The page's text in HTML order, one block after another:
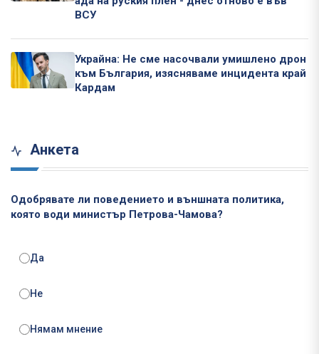
ВСУ
Украйна: Не сме насочвали умишлено дрон
към България, изясняваме инцидента край
Кардам
Анкета
Одобрявате ли поведението и външната политика,
която води министър Петрова-Чамова?
Да
Не
Нямам мнение